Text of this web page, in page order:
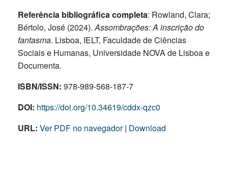
Referência bibliográfica completa: Rowland, Clara;
Bértolo, José (2024). Assombrações: A inscrição do
fantasma. Lisboa, IELT, Faculdade de Ciências
Sociais e Humanas, Universidade NOVA de Lisboa e
Documenta.
ISBN/ISSN: 978-989-568-187-7
DOI: https://doi.org/10.34619/cddx-qzc0
URL: Ver PDF no navegador| Download